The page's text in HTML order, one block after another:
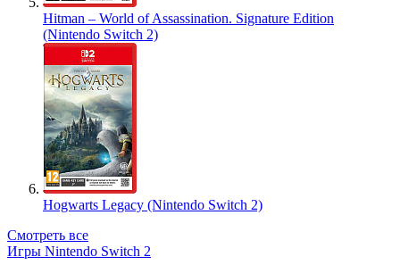
Hitman – World of Assassination. Signature Edition
(Nintendo Switch 2)
Hogwarts Legacy (Nintendo Switch 2)
Смотреть все
Игры Nintendo Switch 2